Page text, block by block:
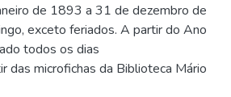
de 1893 a 31 de dezembro de
exceto feriados. A partir do Ano
todos os dias
das microfichas da Biblioteca Mário